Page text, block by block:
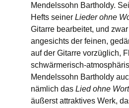
Mendelssohn Bartholdy.
Hefts seiner Lieder ohne
Gitarre bearbeitet, und
angesichts der feinen,
auf der Gitarre vorzüglich,
schwärmerisch-
Mendelssohn Bartholdy
nämlich das Lied ohne
äußerst attraktives Werk,